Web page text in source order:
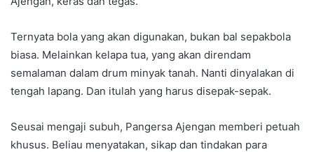
Ternyata bola yang akan digunakan, bukan bal sepakbola
biasa. Melainkan kelapa tua, yang akan direndam
semalaman dalam drum minyak tanah. Nanti dinyalakan di
tengah lapang. Dan itulah yang harus disepak-sepak.
Seusai mengaji subuh, Pangersa Ajengan memberi petuah
khusus. Beliau menyatakan, sikap dan tindakan para